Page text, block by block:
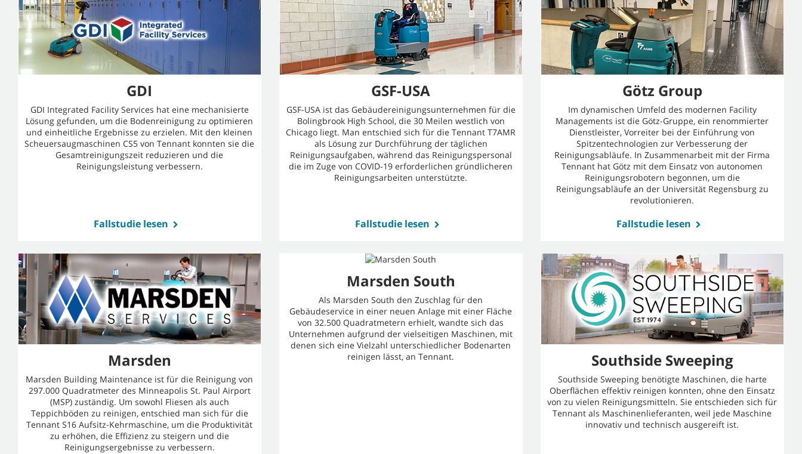
GDI
GDI Integrated Facility Services hat eine mechanisierte
Lösung gefunden, um die Bodenreinigung zu optimieren
und einheitliche Ergebnisse zu erzielen. Mit den kleinen
Scheuersaugmaschinen CS5 von Tennant konnten sie die
Gesamtreinigungszeit reduzieren und die
Reinigungsleistung verbessern.
Fallstudie lesen
GSF-USA
GSF-USA ist das Gebäudereinigungsunternehmen für die
Bolingbrook High School, die 30 Meilen westlich von
Chicago liegt. Man entschied sich für die Tennant T7AMR
als Lösung zur Durchführung der täglichen
Reinigungsaufgaben, während das Reinigungspersonal
die im Zuge von COVID-19 erforderlichen gründlicheren
Reinigungsarbeiten unterstützte.
Fallstudie lesen
Götz Group
Im dynamischen Umfeld des modernen Facility
Managements ist die Götz-Gruppe, ein renommierter
Dienstleister, Vorreiter bei der Einführung von
Spitzentechnologien zur Verbesserung der
Reinigungsabläufe. In Zusammenarbeit mit der Firma
Tennant hat Götz mit dem Einsatz von autonomen
Reinigungsrobotern begonnen, um die
Reinigungsabläufe an der Universität Regensburg zu
revolutionieren.
Fallstudie lesen
Marsden
Marsden Building Maintenance ist für die Reinigung von
297.000 Quadratmeter des Minneapolis St. Paul Airport
(MSP) zuständig. Um sowohl Fliesen als auch
Teppichböden zu reinigen, entschied man sich für die
Tennant S16 Aufsitz-Kehrmaschine, um die Produktivität
zu erhöhen, die Effizienz zu steigern und die
Reinigungsergebnisse zu verbessern.
Marsden South
Als Marsden South den Zuschlag für den
Gebäudeservice in einer neuen Anlage mit einer Fläche
von 32.500 Quadratmetern erhielt, wandte sich das
Unternehmen aufgrund der vielseitigen Maschinen, mit
denen sich eine Vielzahl unterschiedlicher Bodenarten
reinigen lässt, an Tennant.
Southside Sweeping
Southside Sweeping benötigte Maschinen, die harte
Oberflächen effektiv reinigen konnten, ohne den Einsatz
von zu vielen Reinigungsmitteln. Sie entschieden sich für
Tennant als Maschinenlieferanten, weil jede Maschine
innovativ und technisch ausgereift ist.